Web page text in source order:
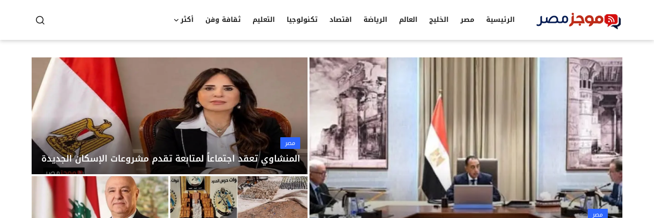
الرئيسية مصر الخليج العالم الرياضة اقتصاد تكنولوجيا التعليم ثقافة وفن أكثر
الرئيسية
تكنولوجيا
مصر مصر
مصر
المنشاوي تعقد اجتماعاً لمتابعة تقدم مشروعات الإسكان الجديدة